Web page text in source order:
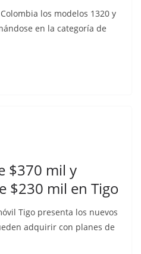
los modelos 1320 y
en la categoría de
$370 mil y
$230 mil en Tigo
Tigo presenta los nuevos
adquirir con planes de